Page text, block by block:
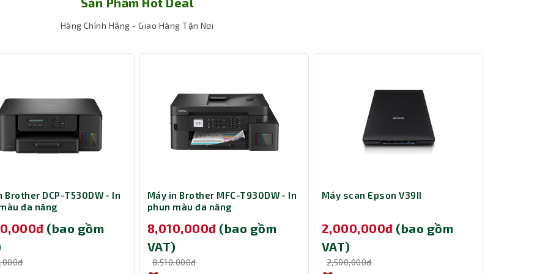
cậy và có tuổi thọ in lên tới 400 triệu nét/điện tín, tuổi thọ đạt
diện với USB, giao diện Parallel cũng như máy in chủ.
trước và đường dẫn giấy phía sau giúp cho bạn kiểm soát dễ
giúp linh hoạt hơn trong kết nối. Tuổi thọ của máy in Epson
Hàng Chính Hãng - Giao Hàng Tận Nơi
Brother DCP-T530DW - In
đa năng
(bao gồm
Máy in Brother MFC-T930DW - In
phun màu đa năng
8,010,000đ (bao gồm
VAT)
8,510,000đ
Máy scan Epson V39II
2,000,000đ (bao gồm
VAT)
2,500,000đ